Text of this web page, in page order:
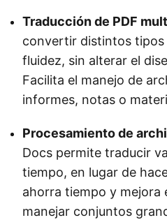
Traducción de PDF
convertir distintos
fluidez, sin alterar el
Facilita el manejo de
informes, notas o
Procesamiento de
Docs permite traducir
tiempo, en lugar de
ahorra tiempo y mejora
manejar conjuntos